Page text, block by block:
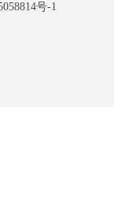
号-1